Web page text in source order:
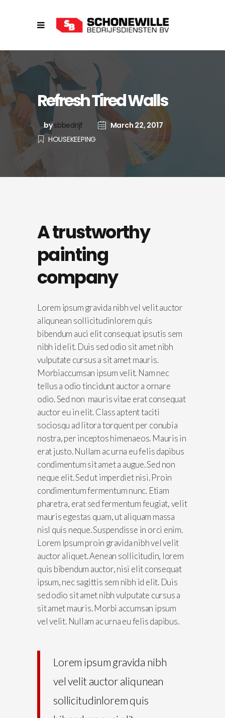
Refresh Tired Walls
bysbbedrijf
March 22, 2017
HOUSEKEEPING
A trustworthy
painting
company
Lorem ipsum gravida nibh vel velit auctor
aliqunean sollicitudinlorem quis
bibendum auci elit consequat ipsutis sem
nibh id elit. Duis sed odio sit amet nibh
vulputate cursus a sit amet mauris.
Morbiaccumsan ipsum velit. Nam nec
tellus a odio tincidunt auctor a ornare
odio. Sed non mauris vitae erat consequat
auctor eu in elit. Class aptent taciti
sociosqu ad litora torquent per conubia
nostra, per inceptos himenaeos. Mauris in
erat justo. Nullam ac urna eu felis dapibus
condimentum sit amet a augue. Sed non
neque elit. Sed ut imperdiet nisi. Proin
condimentum fermentum nunc. Etiam
pharetra, erat sed fermentum feugiat, velit
mauris egestas quam, ut aliquam massa
nisl quis neque. Suspendisse in orci enim.
Lorem Ipsum proin gravida nibh vel velit
auctor aliquet. Aenean sollicitudin, lorem
quis bibendum auctor, nisi elit consequat
ipsum, nec sagittis sem nibh id elit. Duis
sed odio sit amet nibh vulputate cursus a
sit amet mauris. Morbi accumsan ipsum
vel velit. Nullam ac urna eu felis dapibus.
Lorem ipsum gravida nibh
vel velit auctor aliqunean
sollicitudinlorem quis